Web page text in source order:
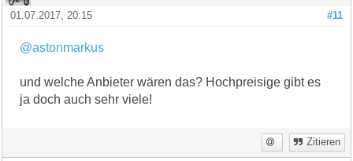
#11
01.07.2017, 20:15
@astonmarkus
und welche Anbieter wären das? Hochpreisige gibt es
ja doch auch sehr viele!
Zitieren